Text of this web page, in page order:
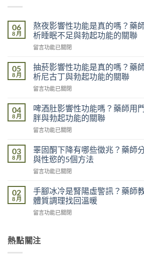
06
8 月
熬夜影響性功能是真的嗎？藥
析睡眠不足與勃起功能的關聯
在
夜
影
響
性
能
是
真
的
藥
師
門
真
實
案
析
睡
留言功能已關閉
05
8 月
抽菸影響性功能是真的嗎？藥
析尼古丁與勃起功能的關聯
在
菸
影
響
性
能
是
真
的
藥
師
門
實
留言功能已關閉
04
8 月
啤酒肚影響性功能嗎？藥師用
胖與勃起功能的關聯
在
酒
肚
影
響
功
能
嗎？
藥
門
留言功能已關閉
03
8 月
睪固酮下降有哪些徵兆？藥師
與性慾的5個方法
在
固
酮
下
降
些
留言功能已關閉
02
8 月
手腳冰冷是腎陽虛警訊？藥師
體質調理找回溫暖
在
冰
冷
留言功能已關閉
熱點關注